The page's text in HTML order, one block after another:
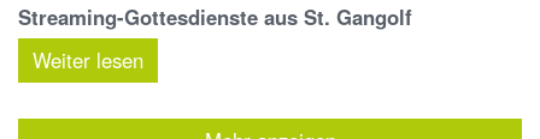
Streaming-Gottesdienste aus St. Gangolf
Weiter lesen